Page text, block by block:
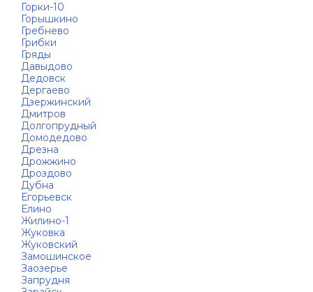
Горки-10
Горышкино
Гребнево
Грибки
Гряды
Давыдово
Дедовск
Дергаево
Дзержинский
Дмитров
Долгопрудный
Домодедово
Дрезна
Дрожжино
Дроздово
Дубна
Егорьевск
Елино
Жилино-1
Жуковка
Жуковский
Замошинское
Заозерье
Запрудня